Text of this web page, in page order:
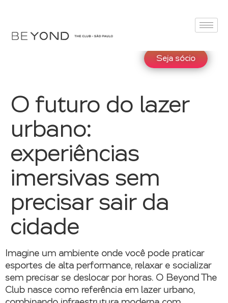
Seja sócio
O futuro do lazer
urbano:
experiências
imersivas sem
precisar sair da
cidade
Imagine um ambiente onde você pode praticar
esportes de alta performance, relaxar e socializar
sem precisar se deslocar por horas. O Beyond The
Club nasce como referência em lazer urbano,